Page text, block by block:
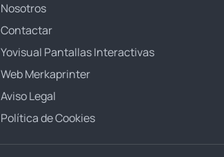
Nosotros
Contactar
Yovisual Pantallas Interactivas
Web Merkaprinter
Aviso Legal
Política de Cookies